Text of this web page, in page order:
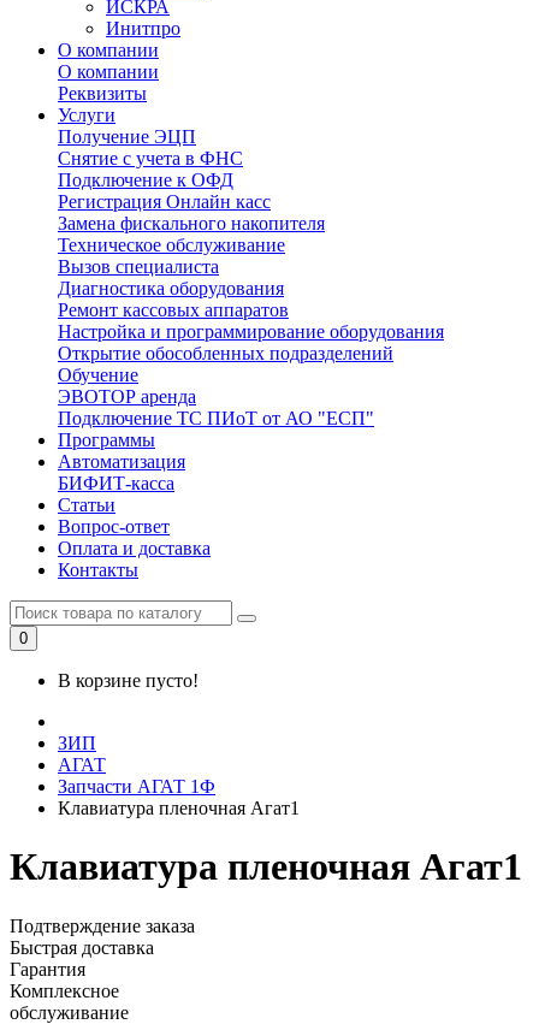
ИСКРА
Инитпро
О компании
О компании
Реквизиты
Услуги
Получение ЭЦП
Снятие с учета в ФНС
Подключение к ОФД
Регистрация Онлайн касс
Замена фискального накопителя
Техническое обслуживание
Вызов специалиста
Диагностика оборудования
Ремонт кассовых аппаратов
Настройка и программирование оборудования
Открытие обособленных подразделений
Обучение
ЭВОТОР аренда
Подключение ТС ПИоТ от АО "ЕСП"
Программы
Автоматизация
БИФИТ-касса
Статьи
Вопрос-ответ
Оплата и доставка
Контакты
0
В корзине пусто!
ЗИП
АГАТ
Запчасти АГАТ 1Ф
Клавиатура пленочная Агат1
Клавиатура пленочная Агат1
Подтверждение заказа
Быстрая доставка
Гарантия
Комплексное
обслуживание